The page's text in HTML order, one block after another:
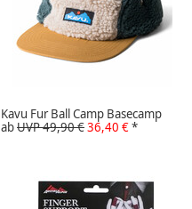
Kavu Fur Ball Camp Basecamp
abUVP 49,90 €36,40 €*